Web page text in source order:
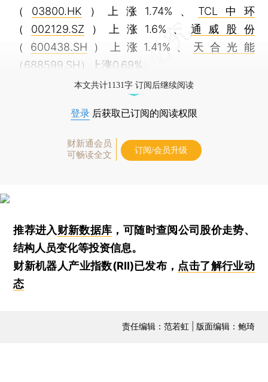
（ 03800.HK ）上涨1.74%、 TCL中环
（ 002129.SZ ）上涨1.6%、 通威股份
（ 600438.SH ）上涨1.41%、 天合光能
（688599.SH）上涨0.69%。
本文共计1131字 订阅后继续阅读
登录 后获取已订阅的阅读权限
财新通会员
可畅读全文
订阅/会员升级
推荐进入财新数据库 ，可随时查阅公司股价走势、
结构人员变化等投资信息。
财新机器人产业指数(RII)已发布， 点击了解行业动
态
责任编辑：范若虹 | 版面编辑：鲍琦